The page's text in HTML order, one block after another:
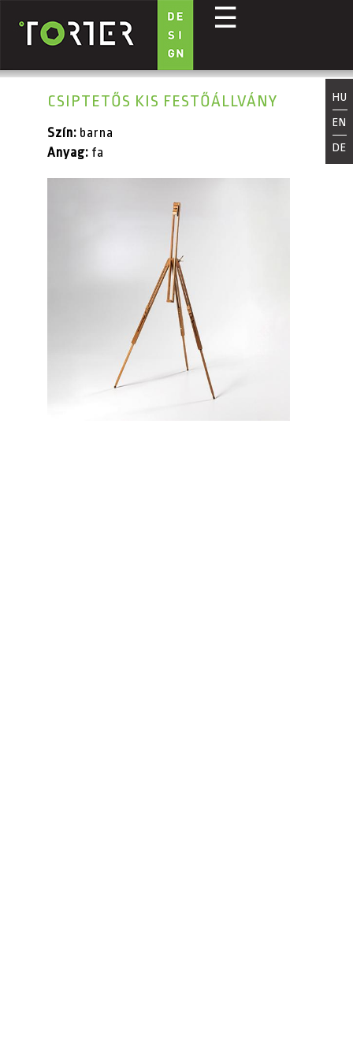
Ugrás a tartalomra
☰
HU
EN
DE
CSIPTETŐS KIS FESTŐÁLLVÁNY
Szín: barna
Anyag: fa